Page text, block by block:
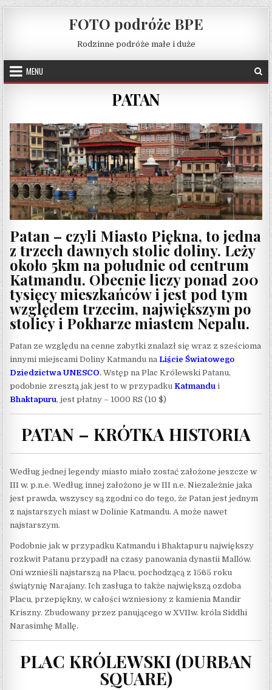
Skip to content
FOTO podróże BPE
Rodzinne podróże małe i duże
MENU
PATAN
Patan – czyli Miasto Piękna, to jedna
z trzech dawnych stolic doliny. Leży
około 5km na południe od centrum
Katmandu. Obecnie liczy ponad 200
tysięcy mieszkańców i jest pod tym
względem trzecim, największym po
stolicy i Pokharze miastem Nepalu.
Patan ze względu na cenne zabytki znalazł się wraz z sześcioma
innymi miejscami Doliny Katmandu naLiście Światowego
Dziedzictwa UNESCO.Wstęp na Plac Królewski Patanu,
podobnie zresztą jak jest to w przypadkuKatmandu i
Bhaktapuru, jest płatny – 1000 RS (10 $)
PATAN – KRÓTKA HISTORIA
Według jednej legendy miasto miało zostać założone jeszcze w
III w. p.n.e. Według innej założono je w III n.e. Niezależnie jaka
jest prawda, wszyscy są zgodni co do tego, że Patan jest jednym
z najstarszych miast w Dolinie Katmandu. A może nawet
najstarszym.
Podobnie jak w przypadku Katmandu i Bhaktapuru największy
rozkwit Patanu przypadł na czasy panowania dynastii Mallów.
Oni wznieśli najstarszą na Placu, pochodzącą z 1565 roku
świątynię Narajany. Ich zasługa to także największą ozdoba
Placu, przepiękny, w całości wzniesiony z kamienia Mandir
Kriszny. Zbudowany przez panującego w XVIIw. króla Siddhi
Narasimhę Mallę.
PLAC KRÓLEWSKI (DURBAN
SQUARE)